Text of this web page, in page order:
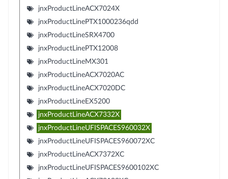
jnxProductLineACX7024X
jnxProductLinePTX1000236qdd
jnxProductLineSRX4700
jnxProductLinePTX12008
jnxProductLineMX301
jnxProductLineACX7020AC
jnxProductLineACX7020DC
jnxProductLineEX5200
jnxProductLineACX7332X
jnxProductLineUFISPACES960032X
jnxProductLineUFISPACES960072XC
jnxProductLineACX7372XC
jnxProductLineUFISPACES9600102XC